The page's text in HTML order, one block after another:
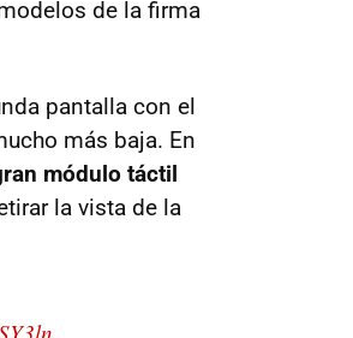
de la firma
pantalla con el
más baja. En
módulo táctil
la vista de la